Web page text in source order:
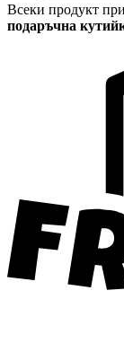
Всеки продукт
подаръчна